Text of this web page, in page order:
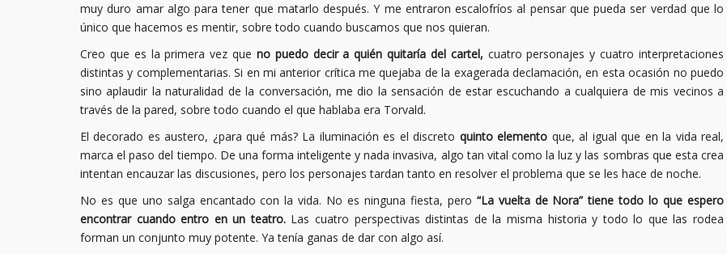
muy duro amar algo para tener que matarlo después. Y me entraron escalofríos al pensar que pueda ser verdad que lo
único que hacemos es mentir, sobre todo cuando buscamos que nos quieran.
Creo que es la primera vez que no puedo decir a quién quitaría del cartel, cuatro personajes y cuatro interpretaciones
distintas y complementarias. Si en mi anterior crítica me quejaba de la exagerada declamación, en esta ocasión no puedo
sino aplaudir la naturalidad de la conversación, me dio la sensación de estar escuchando a cualquiera de mis vecinos a
través de la pared, sobre todo cuando el que hablaba era Torvald.
El decorado es austero, ¿para qué más? La iluminación es el discreto quinto elemento que, al igual que en la vida real,
marca el paso del tiempo. De una forma inteligente y nada invasiva, algo tan vital como la luz y las sombras que esta crea
intentan encauzar las discusiones, pero los personajes tardan tanto en resolver el problema que se les hace de noche.
No es que uno salga encantado con la vida. No es ninguna fiesta, pero “La vuelta de Nora” tiene todo lo que espero
encontrar cuando entro en un teatro.Las cuatro perspectivas distintas de la misma historia y todo lo que las rodea
forman un conjunto muy potente. Ya tenía ganas de dar con algo así.